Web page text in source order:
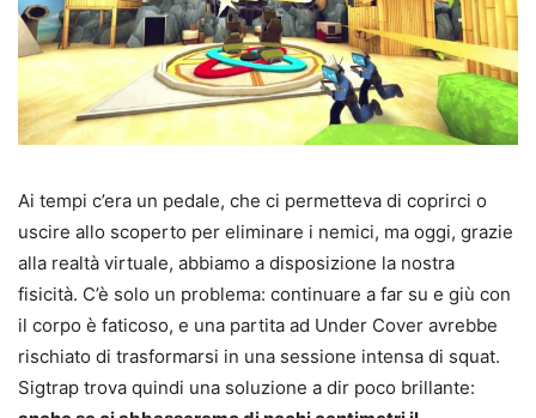
Ai tempi c’era un pedale, che ci permetteva di coprirci o
uscire allo scoperto per eliminare i nemici, ma oggi, grazie
alla realtà virtuale, abbiamo a disposizione la nostra
fisicità. C’è solo un problema: continuare a far su e giù con
il corpo è faticoso, e una partita ad Under Cover avrebbe
rischiato di trasformarsi in una sessione intensa di squat.
Sigtrap trova quindi una soluzione a dir poco brillante: